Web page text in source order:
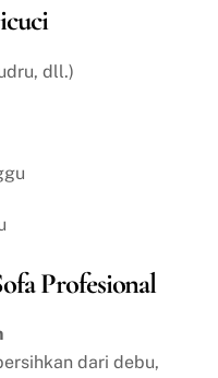
dll.)
Profesional
dari debu,